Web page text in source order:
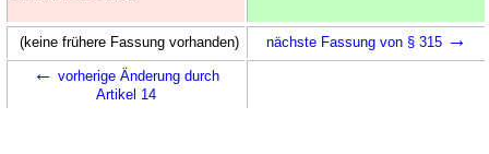
(keine frühere Fassung vorhanden) nächste Fassung von § 315 →
← vorherige Änderung durch
Artikel 14